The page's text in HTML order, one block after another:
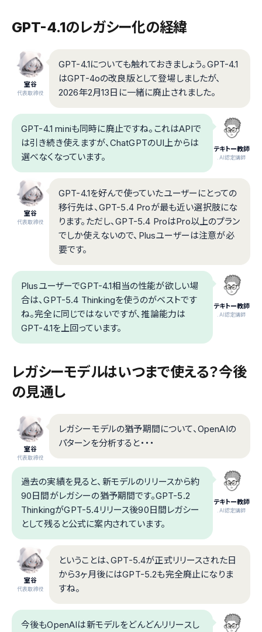
GPT-4.1のレガシー化の経緯
室谷
代表取締役
GPT-4.1についても触れておきましょう。GPT-4.1
はGPT-4oの改良版として登場しましたが、
2026年2月13日に一緒に廃止されました。
テキトー教師
.AI認定講師
GPT-4.1 miniも同時に廃止ですね。これはAPIで
は引き続き使えますが、ChatGPTのUI上からは
選べなくなっています。
室谷
代表取締役
GPT-4.1を好んで使っていたユーザーにとっての
移行先は、GPT-5.4 Proが最も近い選択肢にな
ります。ただし、GPT-5.4 ProはPro以上のプラン
でしか使えないので、Plusユーザーは注意が必
要です。
テキトー教師
.AI認定講師
PlusユーザーでGPT-4.1相当の性能が欲しい場
合は、GPT-5.4 Thinkingを使うのがベストです
ね。完全に同じではないですが、推論能力は
GPT-4.1を上回っています。
レガシーモデルはいつまで使える？今後
の見通し
室谷
代表取締役
レガシーモデルの猶予期間について、OpenAIの
パターンを分析すると・・・
テキトー教師
.AI認定講師
過去の実績を見ると、新モデルのリリースから約
90日間がレガシーの猶予期間です。GPT-5.2
ThinkingがGPT-5.4リリース後90日間レガシー
として残ると公式に案内されています。
室谷
代表取締役
ということは、GPT-5.4が正式リリースされた日
から3ヶ月後にはGPT-5.2も完全廃止になりま
すね。
今後もOpenAIは新モデルをどんどんリリースし